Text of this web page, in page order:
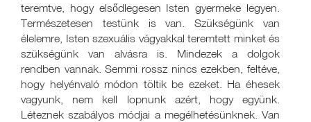
teremtve, hogy elsődlegesen Isten gyermeke legyen.
Természetesen testünk is van. Szükségünk van
élelemre, Isten szexuális vágyakkal teremtett minket és
szükségünk van alvásra is. Mindezek a dolgok
rendben vannak. Semmi rossz nincs ezekben, feltéve,
hogy helyénvaló módon töltik be ezeket. Ha éhesek
vagyunk, nem kell lopnunk azért, hogy együnk.
Léteznek szabályos módjai a megélhetésünknek. Van